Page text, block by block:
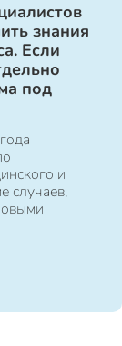
знания
Если
под
и
случаев,